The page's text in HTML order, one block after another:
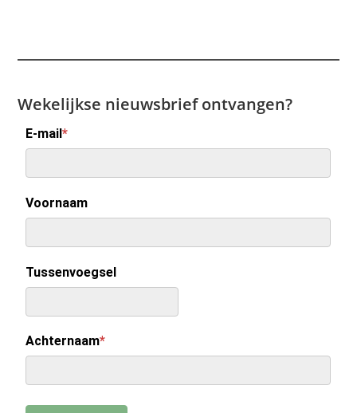
Wekelijkse nieuwsbrief ontvangen?